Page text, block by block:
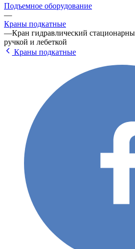
Подъемное оборудование
—
Краны подкатные
—Кран гидравлический
ручкой и лебеткой
Краны подкатные